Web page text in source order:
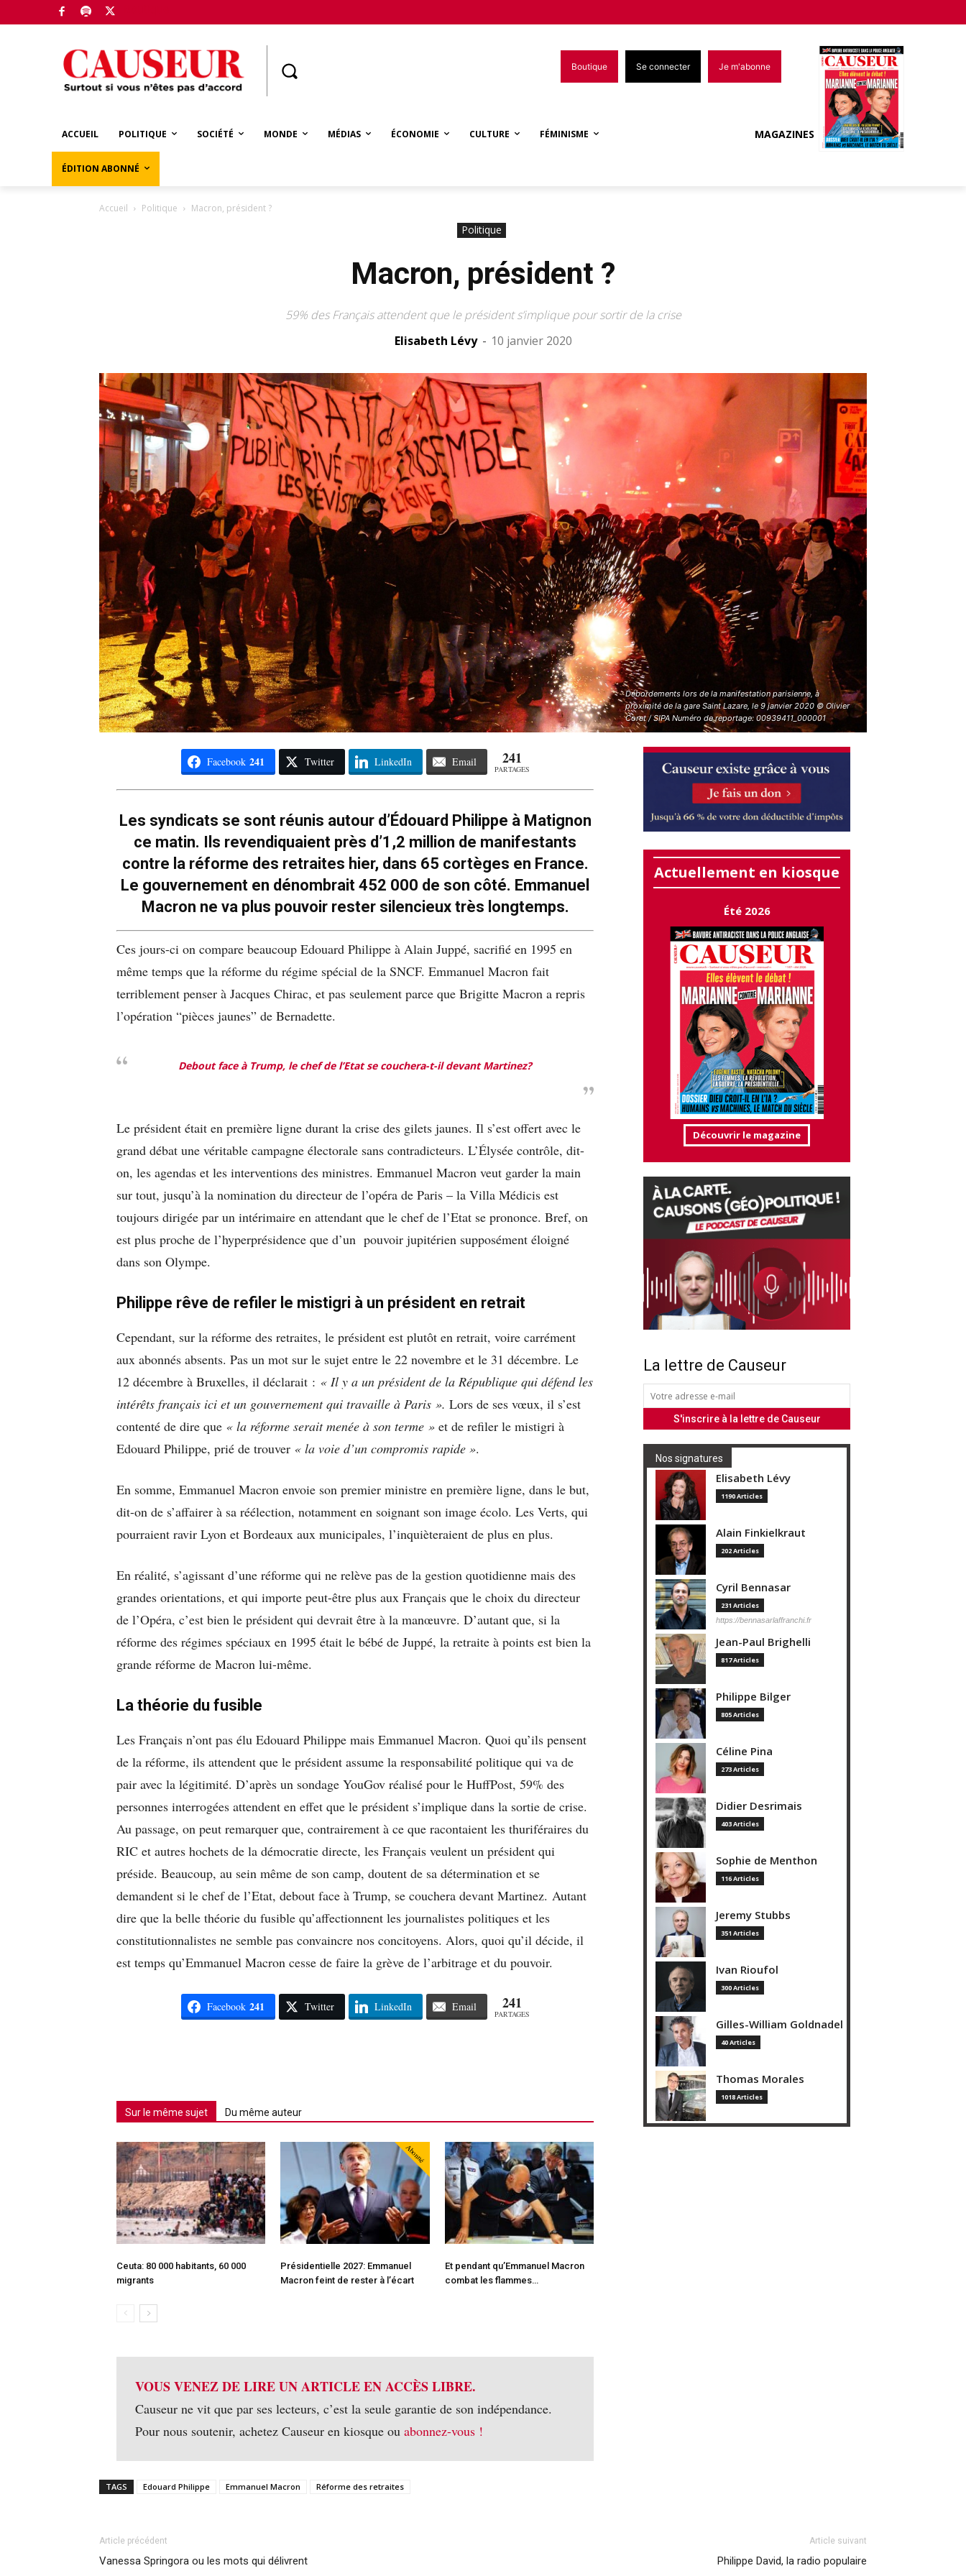
Boutique Se connecter Je m'abonne
ACCUEIL POLITIQUE SOCIÉTÉ MONDE MÉDIAS ÉCONOMIE CULTURE FÉMINISME
ÉDITION ABONNÉ
MAGAZINES
Accueil Politique Macron, président ?
Politique
Macron, président ?
59% des Français attendent que le président s’implique pour sortir de la crise
Elisabeth Lévy - 10 janvier 2020
Débordements lors de la manifestation parisienne, à
proximité de la gare Saint Lazare, le 9 janvier 2020 © Olivier
Coret / SIPA Numéro de reportage: 00939411_000001
Facebook 241 Twitter LinkedIn Email 241
PARTAGES
Les syndicats se sont réunis autour d’Édouard Philippe à Matignon
ce matin. Ils revendiquaient près d’1,2 million de manifestants
contre la réforme des retraites hier, dans 65 cortèges en France.
Le gouvernement en dénombrait 452 000 de son côté. Emmanuel
Macron ne va plus pouvoir rester silencieux très longtemps.
Ces jours-ci on compare beaucoup Edouard Philippe à Alain Juppé, sacrifié en 1995 en
même temps que la réforme du régime spécial de la SNCF. Emmanuel Macron fait
terriblement penser à Jacques Chirac, et pas seulement parce que Brigitte Macron a repris
l’opération “pièces jaunes” de Bernadette.
Debout face à Trump, le chef de l’Etat se couchera-t-il devant Martinez?
Le président était en première ligne durant la crise des gilets jaunes. Il s’est offert avec le
grand débat une véritable campagne électorale sans contradicteurs. L’Élysée contrôle, dit-
on, les agendas et les interventions des ministres. Emmanuel Macron veut garder la main
sur tout, jusqu’à la nomination du directeur de l’opéra de Paris – la Villa Médicis est
toujours dirigée par un intérimaire en attendant que le chef de l’Etat se prononce. Bref, on
est plus proche de l’hyperprésidence que d’un pouvoir jupitérien supposément éloigné
dans son Olympe.
Philippe rêve de refiler le mistigri à un président en retrait
Cependant, sur la réforme des retraites, le président est plutôt en retrait, voire carrément
aux abonnés absents. Pas un mot sur le sujet entre le 22 novembre et le 31 décembre. Le
12 décembre à Bruxelles, il déclarait : « Il y a un président de la République qui défend les
intérêts français ici et un gouvernement qui travaille à Paris ». Lors de ses vœux, il s’est
contenté de dire que « la réforme serait menée à son terme » et de refiler le mistigri à
Edouard Philippe, prié de trouver « la voie d’un compromis rapide ».
En somme, Emmanuel Macron envoie son premier ministre en première ligne, dans le but,
dit-on de s’affairer à sa réélection, notamment en soignant son image écolo. Les Verts, qui
pourraient ravir Lyon et Bordeaux aux municipales, l’inquièteraient de plus en plus.
En réalité, s’agissant d’une réforme qui ne relève pas de la gestion quotidienne mais des
grandes orientations, et qui importe peut-être plus aux Français que le choix du directeur
de l’Opéra, c’est bien le président qui devrait être à la manœuvre. D’autant que, si la
réforme des régimes spéciaux en 1995 était le bébé de Juppé, la retraite à points est bien la
grande réforme de Macron lui-même.
La théorie du fusible
Les Français n’ont pas élu Edouard Philippe mais Emmanuel Macron. Quoi qu’ils pensent
de la réforme, ils attendent que le président assume la responsabilité politique qui va de
pair avec la légitimité. D’après un sondage YouGov réalisé pour le HuffPost, 59% des
personnes interrogées attendent en effet que le président s’implique dans la sortie de crise.
Au passage, on peut remarquer que, contrairement à ce que racontaient les thuriféraires du
RIC et autres hochets de la démocratie directe, les Français veulent un président qui
préside. Beaucoup, au sein même de son camp, doutent de sa détermination et se
demandent si le chef de l’Etat, debout face à Trump, se couchera devant Martinez. Autant
dire que la belle théorie du fusible qu’affectionnent les journalistes politiques et les
constitutionnalistes ne semble pas convaincre nos concitoyens. Alors, quoi qu’il décide, il
est temps qu’Emmanuel Macron cesse de faire la grève de l’arbitrage et du pouvoir.
Facebook 241 Twitter LinkedIn Email 241
PARTAGES
Sur le même sujet Du même auteur
Ceuta: 80 000 habitants, 60 000
migrants
Abonné
Présidentielle 2027: Emmanuel
Macron feint de rester à l’écart
Et pendant qu’Emmanuel Macron
combat les flammes…
VOUS VENEZ DE LIRE UN ARTICLE EN ACCÈS LIBRE.
Causeur ne vit que par ses lecteurs, c’est la seule garantie de son indépendance.
Pour nous soutenir, achetez Causeur en kiosque ou abonnez-vous !
Actuellement en kiosque
Été 2026
Découvrir le magazine
La lettre de Causeur
Nos signatures
Elisabeth Lévy
1190 Articles
Alain Finkielkraut
202 Articles
Cyril Bennasar
231 Articles
https://bennasarlaffranchi.fr
Jean-Paul Brighelli
817 Articles
Philippe Bilger
805 Articles
Céline Pina
273 Articles
Didier Desrimais
403 Articles
Sophie de Menthon
116 Articles
Jeremy Stubbs
351 Articles
Ivan Rioufol
300 Articles
Gilles-William Goldnadel
40 Articles
Thomas Morales
1018 Articles
TAGS Edouard Philippe Emmanuel Macron Réforme des retraites
Article précédent
Vanessa Springora ou les mots qui délivrent
Article suivant
Philippe David, la radio populaire